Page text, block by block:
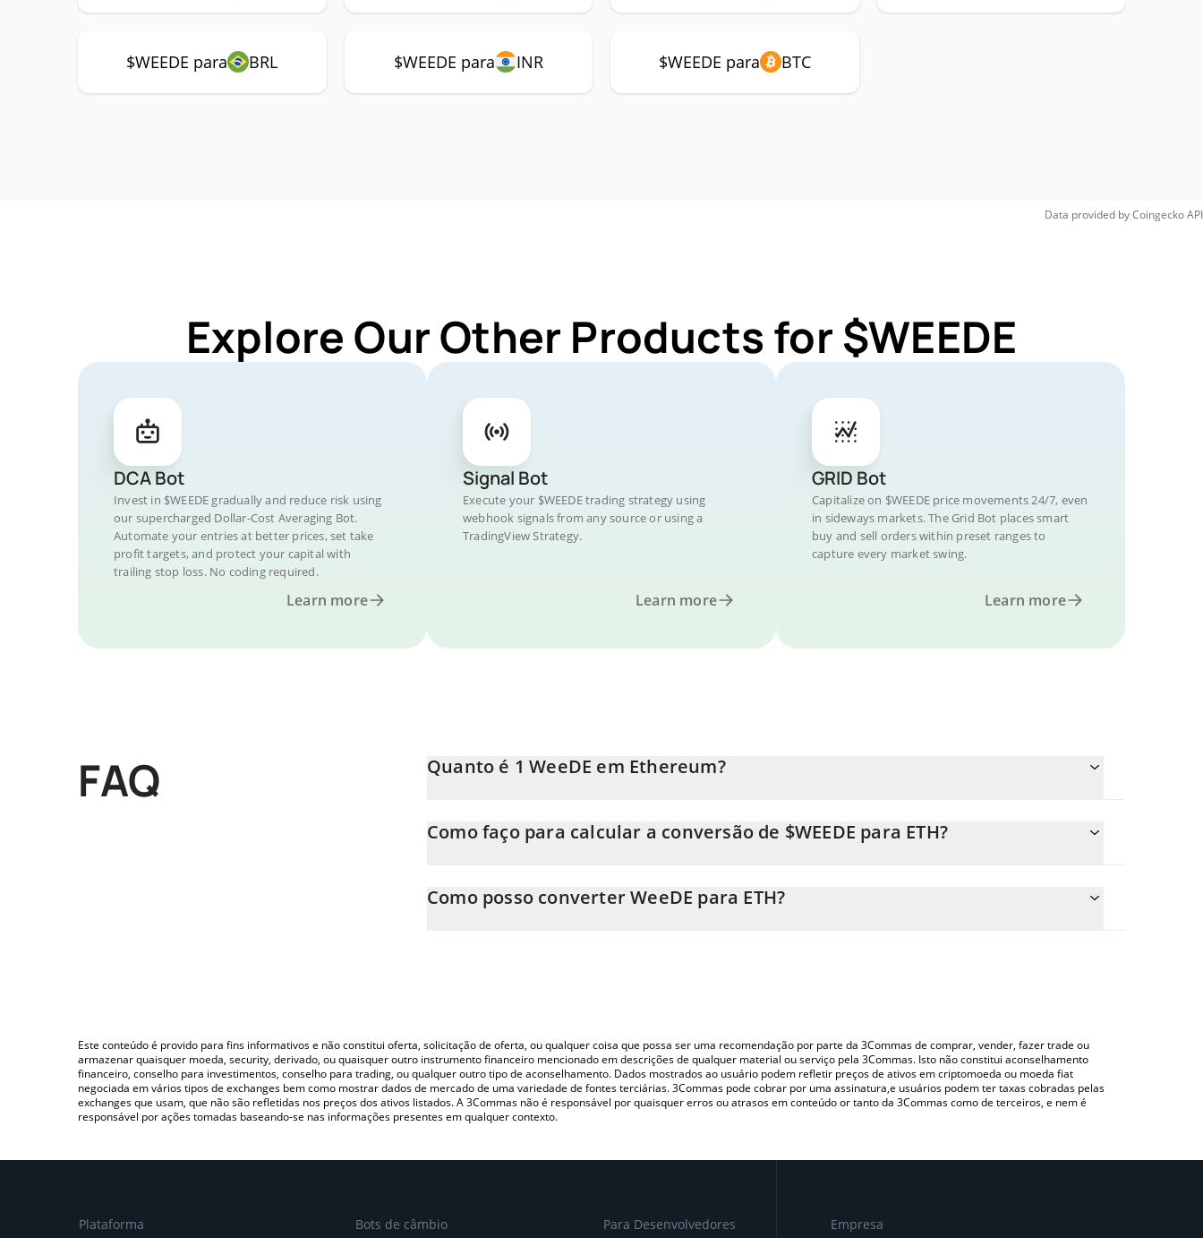
$WEEDE para BRL $WEEDE para INR $WEEDE para BTC
Data provided byCoingeckoAPI
Explore Our Other Products for $WEEDE
DCA Bot
Invest in $WEEDE gradually and reduce risk using
our supercharged Dollar-Cost Averaging Bot.
Automate your entries at better prices, set take
profit targets, and protect your capital with
trailing stop loss. No coding required.
Learn more
Signal Bot
Execute your $WEEDE trading strategy using
webhook signals from any source or using a
TradingView Strategy.
Learn more
GRID Bot
Capitalize on $WEEDE price movements 24/7, even
in sideways markets. The Grid Bot places smart
buy and sell orders within preset ranges to
capture every market swing.
Learn more
FAQ Quanto é 1 WeeDE em Ethereum?
Neste momento, 1 WeeDE equivale a 5.7772e-8 ETH
Como faço para calcular a conversão de $WEEDE para ETH?
simplesmente inserindo a quantidade de WeeDE no campo correspondente e converterá automaticamente o valor
em Ethereum (ETH).
Como posso converter WeeDE para ETH?
Este conteúdo é provido para fins informativos e não constitui oferta, solicitação de oferta, ou qualquer coisa que possa ser uma recomendação por parte da 3Commas de comprar, vender, fazer trade ou
armazenar quaisquer moeda, security, derivado, ou quaisquer outro instrumento financeiro mencionado em descrições de qualquer material ou serviço pela 3Commas. Isto não constitui aconselhamento
financeiro, conselho para investimentos, conselho para trading, ou qualquer outro tipo de aconselhamento. Dados mostrados ao usuário podem refletir preços de ativos em criptomoeda ou moeda fiat
negociada em vários tipos de exchanges bem como mostrar dados de mercado de uma variedade de fontes terciárias. 3Commas pode cobrar por uma assinatura,e usuários podem ter taxas cobradas pelas
exchanges que usam, que não são refletidas nos preços dos ativos listados. A 3Commas não é responsável por quaisquer erros ou atrasos em conteúdo or tanto da 3Commas como de terceiros, e nem é
responsável por ações tomadas baseando-se nas informações presentes em qualquer contexto.
Plataforma Bots de câmbio Para Desenvolvedores Empresa